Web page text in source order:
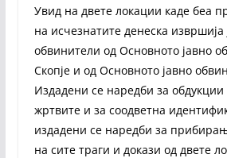
Увид на двете локации каде беа
на исчезнатите денеска извршија
обвинители од Основното јавно
Скопје и од Основното јавно
Издадени се наредби за обдукции
жртвите и за соодветна
издадени се наредби за
на сите траги и докази од двете